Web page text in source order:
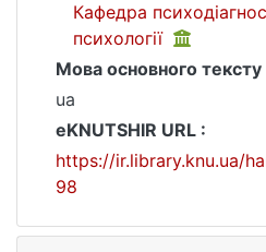
Кафедра
психології
Мова основного тексту
ua
eKNUTSHIR URL :
https://ir.library.knu.ua/
98